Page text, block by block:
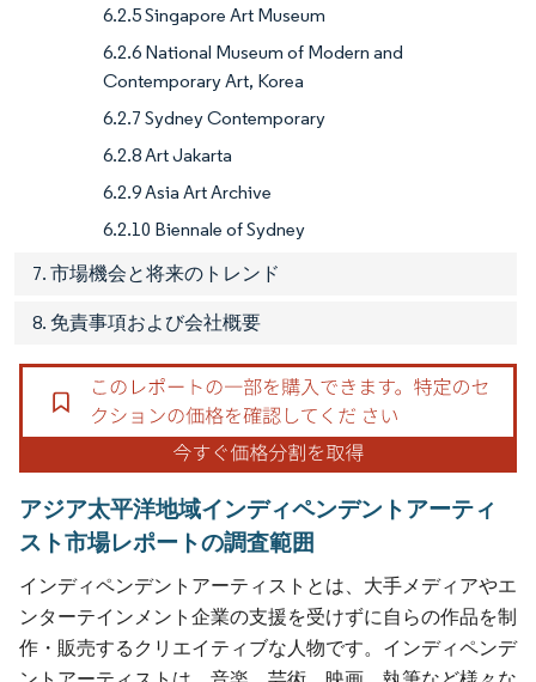
6.2.5 Singapore Art Museum
6.2.6 National Museum of Modern and
Contemporary Art, Korea
6.2.7 Sydney Contemporary
6.2.8 Art Jakarta
6.2.9 Asia Art Archive
6.2.10 Biennale of Sydney
7. 市場機会と将来のトレンド
8. 免責事項および会社概要
アジア太平洋地域インディペンデントアーティ
スト市場レポートの調査範囲
インディペンデントアーティストとは、大手メディアやエ
ンターテインメント企業の支援を受けずに自らの作品を制
作・販売するクリエイティブな人物です。インディペンデ